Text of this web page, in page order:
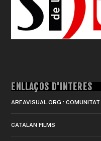
ENLLAÇOS D'INTERÈS
AREAVISUAL.ORG :
CATALAN FILMS